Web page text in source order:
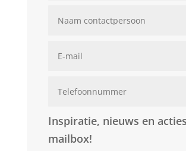
Inspiratie, nieuws en
mailbox!